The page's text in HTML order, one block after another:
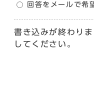
回答をメールで希
書き込みが終わり
してください。